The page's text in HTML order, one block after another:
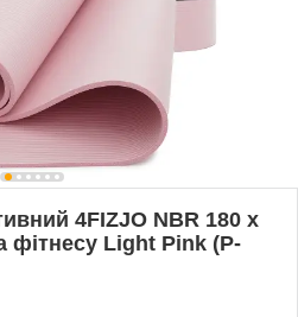
4FIZJO NBR 180 x
фітнесу Light Pink (P-